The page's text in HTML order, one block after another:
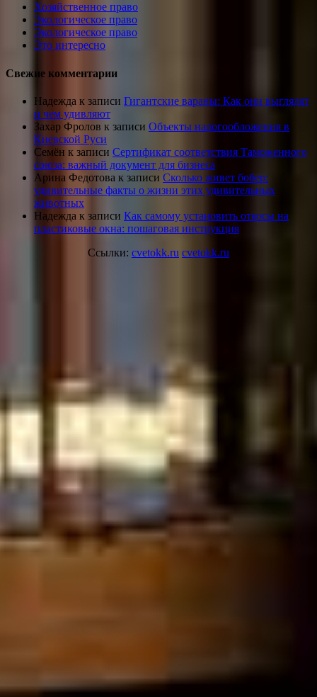
Хозяйственное право
Экологическое право
Экологическое право
Это интересно
Свежие комментарии
Надежда к записи Гигантские вараны: Как они выглядят
и чем удивляют
Захар Фролов к записи Объекты налогообложения в
Киевской Руси
Семён к записи Сертификат соответствия Таможенного
союза: важный документ для бизнеса
Арина Федотова к записи Сколько живет бобер:
удивительные факты о жизни этих удивительных
животных
Надежда к записи Как самому установить откосы на
пластиковые окна: пошаговая инструкция
Ссылки: cvetokk.ru cvetokk.ru